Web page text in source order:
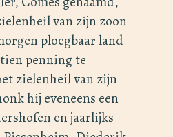
van zijn zoon
ploegbaar land
penning te
zielenheil van zijn
hij eveneens een
en jaarlijks